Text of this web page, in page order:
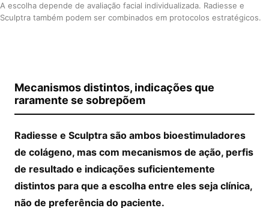
A escolha depende de avaliação facial individualizada. Radiesse e
Sculptra também podem ser combinados em protocolos estratégicos.
Mecanismos distintos, indicações que
raramente se sobrepõem
Radiesse e Sculptra são ambos bioestimuladores
de colágeno, mas com mecanismos de ação, perfis
de resultado e indicações suficientemente
distintos para que a escolha entre eles seja clínica,
não de preferência do paciente.